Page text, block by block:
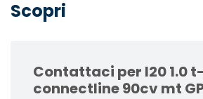
Scopri
Contattaci per I20 1.0
connectline 90cv mt